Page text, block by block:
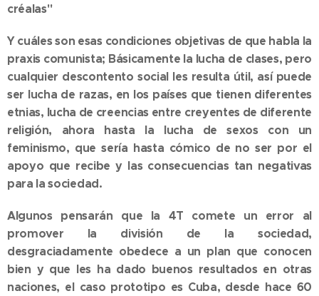
créalas"
Y cuáles son esas condiciones objetivas de que habla la
praxis comunista; Básicamente la lucha de clases, pero
cualquier descontento social les resulta útil, así puede
ser lucha de razas, en los países que tienen diferentes
etnias, lucha de creencias entre creyentes de diferente
religión, ahora hasta la lucha de sexos con un
feminismo, que sería hasta cómico de no ser por el
apoyo que recibe y las consecuencias tan negativas
para la sociedad.
Algunos pensarán que la 4T comete un error al
promover la división de la sociedad,
desgraciadamente obedece a un plan que conocen
bien y que les ha dado buenos resultados en otras
naciones, el caso prototipo es Cuba, desde hace 60